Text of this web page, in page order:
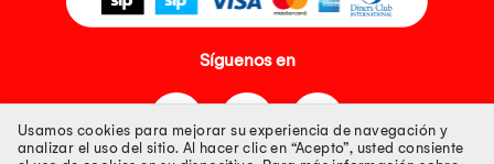
Síguenos en
Usamos cookies para mejorar su experiencia de navegación y
analizar el uso del sitio. Al hacer clic en “Acepto”, usted consiente